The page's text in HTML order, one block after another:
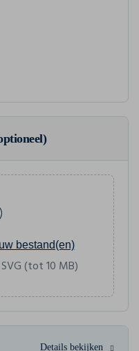
bestand(en)
SVG (tot 10 MB)
Details bekijken